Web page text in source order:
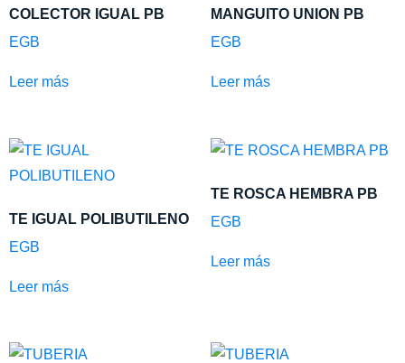
COLECTOR IGUAL PB
EGB
Leer más
MANGUITO UNION PB
EGB
Leer más
TE IGUAL POLIBUTILENO
EGB
Leer más
TE ROSCA HEMBRA PB
EGB
Leer más